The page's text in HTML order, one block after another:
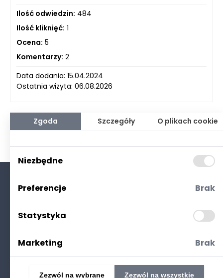
Ilość odwiedzin: 484
Ilość kliknięć: 1
Ocena: 5
Komentarzy: 2
Data dodania: 15.04.2024
Ostatnia wizyta: 06.08.2026
Polityka prywatności
Zgoda Szczegóły O plikach cookie
Niezbędne
Preferencje Brak
Statystyka
Marketing Brak
Zezwól na wybrane Zezwól na wszystkie